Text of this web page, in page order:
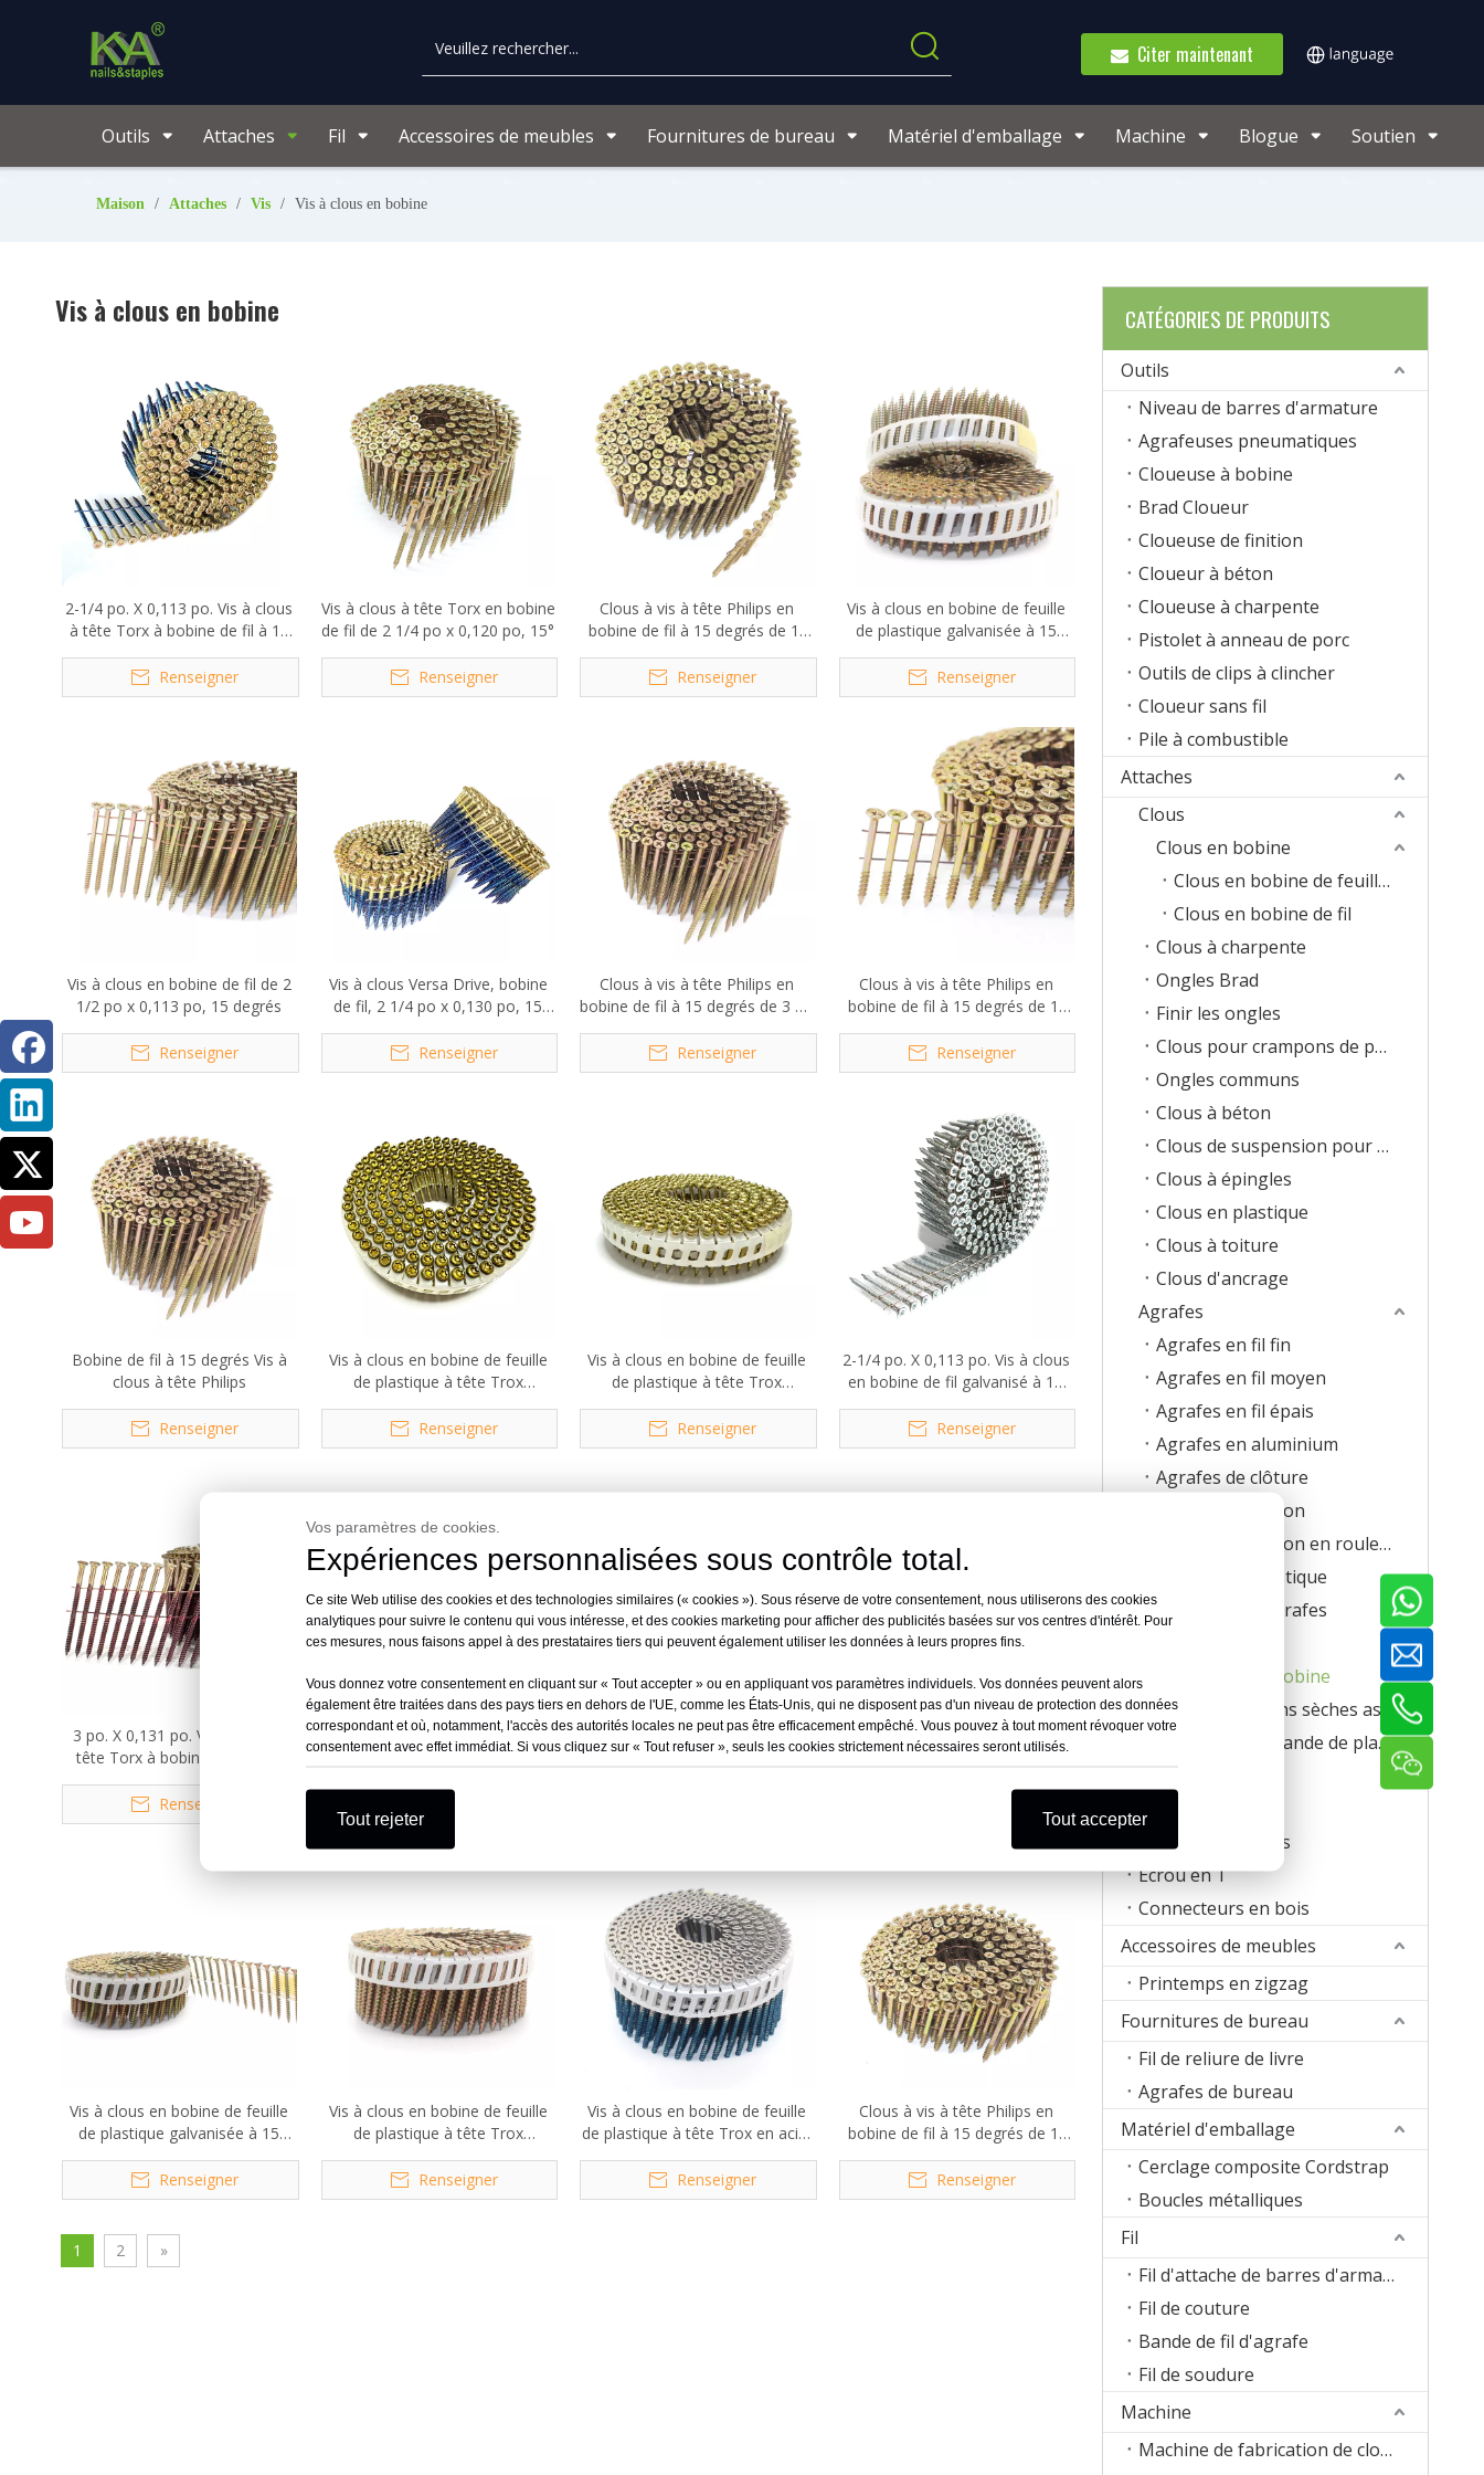
Citer maintenant
Outils Attaches Fil Accessoires de meubles Fournitures de bureau Matériel d'emballage Machine Blogue Soutien
Maison / Attaches / Vis / Vis à clous en bobine
Vis à clous en bobine
2-1/4 po. X 0,113 po. Vis à clous
à tête Torx à bobine de fil à 15
degrés
Renseigner
Vis à clous à tête Torx en bobine
de fil de 2 1/4 po x 0,120 po, 15°
Renseigner
Clous à vis à tête Philips en
bobine de fil à 15 degrés de 1-
3/4 po x 0,113 po
Renseigner
Vis à clous en bobine de feuille
de plastique galvanisée à 15
degrés, 3,5x30mm
Renseigner
Vis à clous en bobine de fil de 2
1/2 po x 0,113 po, 15 degrés
Renseigner
Vis à clous Versa Drive, bobine
de fil, 2 1/4 po x 0,130 po, 15
degrés
Renseigner
Clous à vis à tête Philips en
bobine de fil à 15 degrés de 3 po
x 0,113 po
Renseigner
Clous à vis à tête Philips en
bobine de fil à 15 degrés de 1-
1/2 po x 0,120 po
Renseigner
Bobine de fil à 15 degrés Vis à
clous à tête Philips
Renseigner
Vis à clous en bobine de feuille
de plastique à tête Trox
galvanisée à 15 degrés,
2,1x30mm
Renseigner
Vis à clous en bobine de feuille
de plastique à tête Trox
galvanisée à 15 degrés,
2,1x20mm
Renseigner
2-1/4 po. X 0,113 po. Vis à clous
en bobine de fil galvanisé à 15
degrés
Renseigner
3 po. X 0,131 po. Vis à clous à
tête Torx à bobine de fil à 15
degrés
Renseigner
Vis à clous à bobine de fil à tête
carrée de 3,05 mm x 65 mm à
Vis à clous à tête carrée à 15
degrés, 2 po x 0,113 po
Vis à clous à tête carrée à 15
degrés, 2-1/4 po x 0,113 po
Vis à clous en bobine de feuille
de plastique galvanisée à 15
degrés, 3,5x40mm
Renseigner
Vis à clous en bobine de feuille
de plastique à tête Trox
galvanisée à 15 degrés,
2,8x50mm
Renseigner
Vis à clous en bobine de feuille
de plastique à tête Trox en acier
inoxydable à 15 degrés
Renseigner
Clous à vis à tête Philips en
bobine de fil à 15 degrés de 1-
3/8 po x 0,113 po
Renseigner
1 2 »
CATÉGORIES DE PRODUITS
Outils
Niveau de barres d'armature
Agrafeuses pneumatiques
Cloueuse à bobine
Brad Cloueur
Cloueuse de finition
Cloueur à béton
Cloueuse à charpente
Pistolet à anneau de porc
Outils de clips à clincher
Cloueur sans fil
Pile à combustible
Attaches
Clous
Clous en bobine
Clous en bobine de feuille de plastique
Clous en bobine de fil
Clous à charpente
Ongles Brad
Finir les ongles
Clous pour crampons de parquet
Ongles communs
Clous à béton
Clous de suspension pour solives
Clous à épingles
Clous en plastique
Clous à toiture
Clous d'ancrage
Agrafes
Agrafes en fil fin
Agrafes en fil moyen
Agrafes en fil épais
Agrafes en aluminium
Agrafes de clôture
Agrafes en carton
Agrafes en carton en rouleau
Agrafes en plastique
U Couronne Agrafes
Vis à clous en bobine
Vis pour cloisons sèches assemblées
Vis à clous en bande de plastique
Attaches ondulées
Écrou en T
Connecteurs en bois
Accessoires de meubles
Printemps en zigzag
Fournitures de bureau
Fil de reliure de livre
Agrafes de bureau
Matériel d'emballage
Cerclage composite Cordstrap
Boucles métalliques
Fil
Fil d'attache de barres d'armature
Fil de couture
Bande de fil d'agrafe
Fil de soudure
Machine
Machine de fabrication de clous
Vos paramètres de cookies.
Expériences personnalisées sous contrôle total.
Ce site Web utilise des cookies et des technologies similaires (« cookies »). Sous réserve de votre consentement, nous utiliserons des cookies
analytiques pour suivre le contenu qui vous intéresse, et des cookies marketing pour afficher des publicités basées sur vos centres d'intérêt. Pour
ces mesures, nous faisons appel à des prestataires tiers qui peuvent également utiliser les données à leurs propres fins.
Vous donnez votre consentement en cliquant sur « Tout accepter » ou en appliquant vos paramètres individuels. Vos données peuvent alors
également être traitées dans des pays tiers en dehors de l'UE, comme les États-Unis, qui ne disposent pas d'un niveau de protection des données
correspondant et où, notamment, l'accès des autorités locales ne peut pas être efficacement empêché. Vous pouvez à tout moment révoquer votre
consentement avec effet immédiat. Si vous cliquez sur « Tout refuser », seuls les cookies strictement nécessaires seront utilisés.
Tout rejeter Tout accepter